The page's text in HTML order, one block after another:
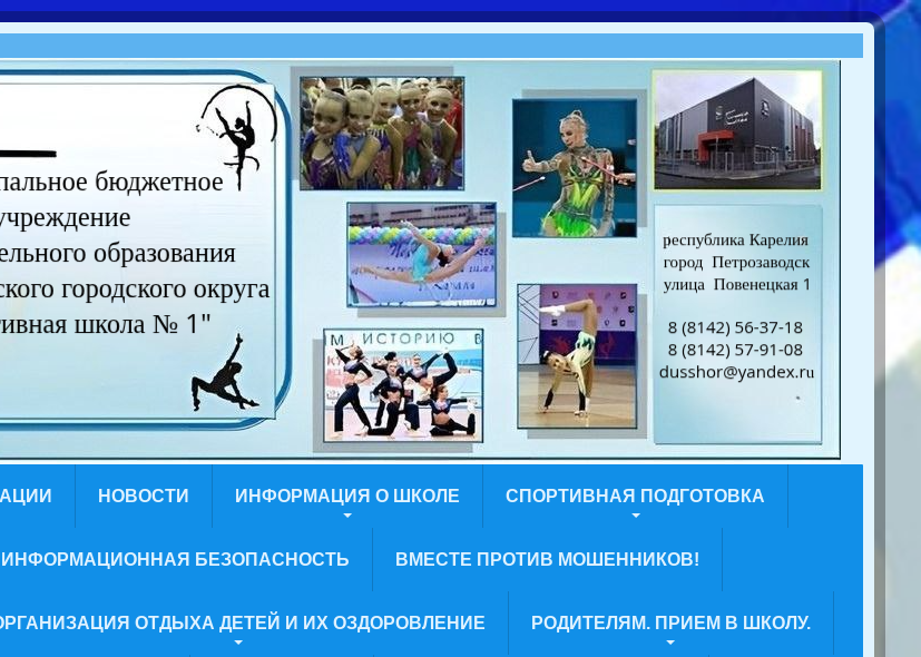
НОВОСТИ ИНФОРМАЦИЯ О ШКОЛЕ СПОРТИВНАЯ ПОДГОТОВКА
ИНФОРМАЦИОННАЯ БЕЗОПАСНОСТЬ ВМЕСТЕ ПРОТИВ МОШЕННИКОВ!
ОТДЫХА ДЕТЕЙ И ИХ ОЗДОРОВЛЕНИЕ РОДИТЕЛЯМ. ПРИЕМ В ШКОЛУ.